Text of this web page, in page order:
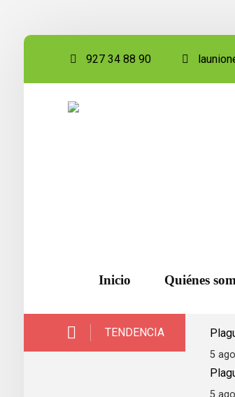
927 34 88 90
Inicio Quiénes
TENDENCIA
5
5